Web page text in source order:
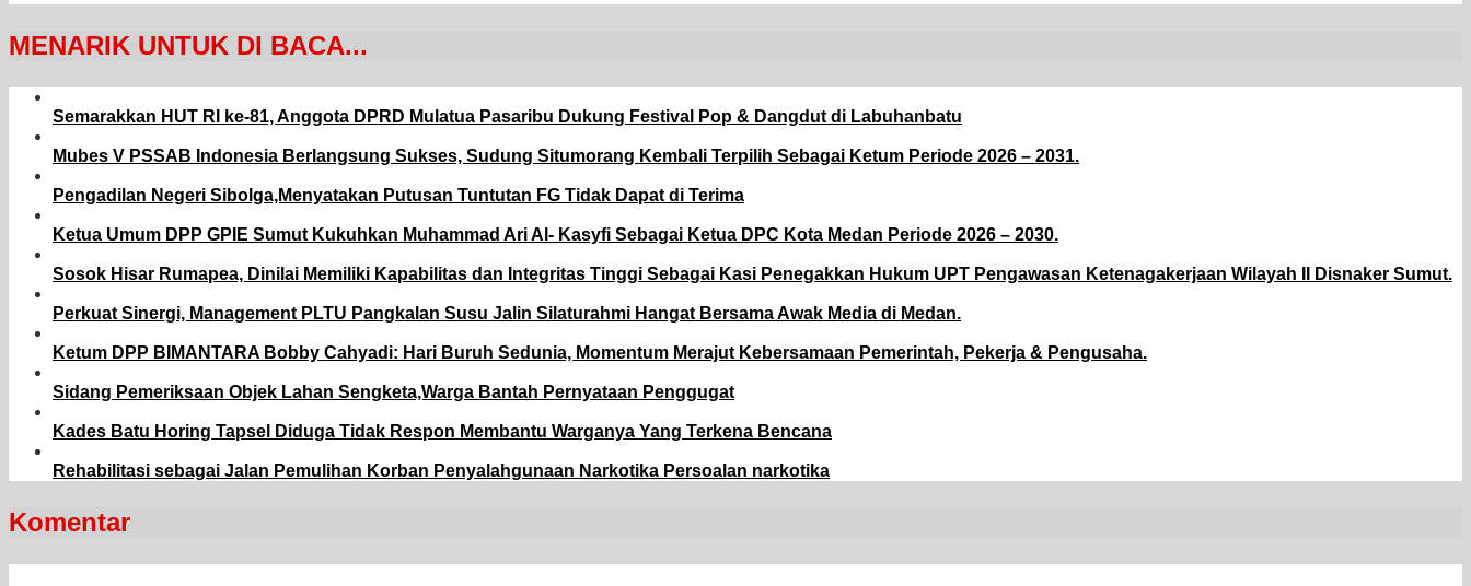
MENARIK UNTUK DI BACA...
Semarakkan HUT RI ke-81, Anggota DPRD Mulatua Pasaribu Dukung Festival Pop & Dangdut di Labuhanbatu
Mubes V PSSAB Indonesia Berlangsung Sukses, Sudung Situmorang Kembali Terpilih Sebagai Ketum Periode 2026 – 2031.
Pengadilan Negeri Sibolga,Menyatakan Putusan Tuntutan FG Tidak Dapat di Terima
Ketua Umum DPP GPIE Sumut Kukuhkan Muhammad Ari Al- Kasyfi Sebagai Ketua DPC Kota Medan Periode 2026 – 2030.
Sosok Hisar Rumapea, Dinilai Memiliki Kapabilitas dan Integritas Tinggi Sebagai Kasi Penegakkan Hukum UPT Pengawasan Ketenagakerjaan Wilayah II Disnaker Sumut.
Perkuat Sinergi, Management PLTU Pangkalan Susu Jalin Silaturahmi Hangat Bersama Awak Media di Medan.
Ketum DPP BIMANTARA Bobby Cahyadi: Hari Buruh Sedunia, Momentum Merajut Kebersamaan Pemerintah, Pekerja & Pengusaha.
Sidang Pemeriksaan Objek Lahan Sengketa,Warga Bantah Pernyataan Penggugat
Kades Batu Horing Tapsel Diduga Tidak Respon Membantu Warganya Yang Terkena Bencana
Rehabilitasi sebagai Jalan Pemulihan Korban Penyalahgunaan Narkotika Persoalan narkotika
Komentar